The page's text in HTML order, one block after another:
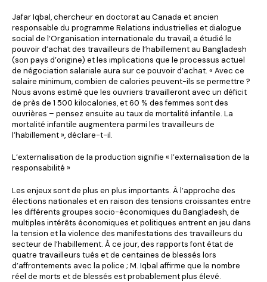
Jafar Iqbal, chercheur en doctorat au Canada et ancien
responsable du programme Relations industrielles et dialogue
social de l’Organisation internationale du travail, a étudié le
pouvoir d’achat des travailleurs de l’habillement au Bangladesh
(son pays d’origine) et les implications que le processus actuel
de négociation salariale aura sur ce pouvoir d’achat. « Avec ce
salaire minimum, combien de calories peuvent-ils se permettre ?
Nous avons estimé que les ouvriers travailleront avec un déficit
de près de 1 500 kilocalories, et 60 % des femmes sont des
ouvrières – pensez ensuite au taux de mortalité infantile. La
mortalité infantile augmentera parmi les travailleurs de
l’habillement », déclare-t-il.
L’externalisation de la production signifie « l’externalisation de la
responsabilité »
Les enjeux sont de plus en plus importants. À l’approche des
élections nationales et en raison des tensions croissantes entre
les différents groupes socio-économiques du Bangladesh, de
multiples intérêts économiques et politiques entrent en jeu dans
la tension et la violence des manifestations des travailleurs du
secteur de l’habillement. À ce jour, des rapports font état de
quatre travailleurs tués et de centaines de blessés lors
d’affrontements avec la police ; M. Iqbal affirme que le nombre
réel de morts et de blessés est probablement plus élevé.